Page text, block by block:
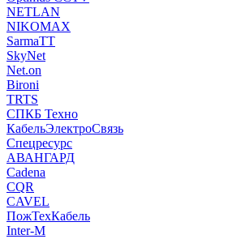
NETLAN
NIKOMAX
SarmaTT
SkyNet
Net.on
Bironi
TRTS
СПКБ Техно
КабельЭлектроСвязь
Спецресурс
АВАНГАРД
Cadena
CQR
CAVEL
ПожТехКабель
Inter-M